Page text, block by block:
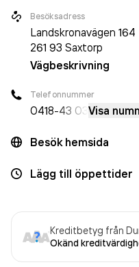
Besöksadress
Landskronavägen 164
261 93 Saxtorp
Vägbeskrivning
Telefonnummer
0418-43 03 Visa
Besök hemsida
Lägg till öppettider
Kreditbetyg från
Okänd